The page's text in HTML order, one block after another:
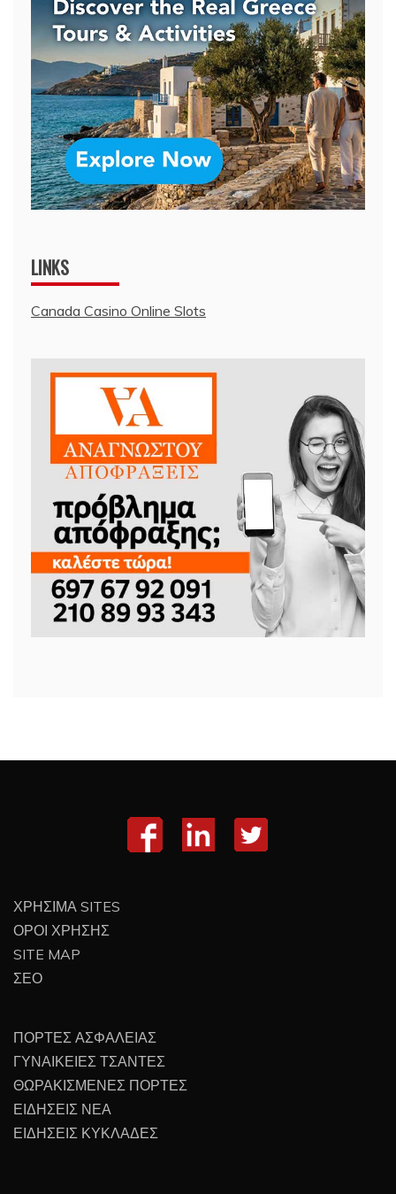
LINKS
Canada Casino Online Slots
ΧΡΗΣΙΜΑ SITES
ΟΡΟΙ ΧΡΗΣΗΣ
SITE MAP
ΣΕΟ
ΠΟΡΤΕΣ ΑΣΦΑΛΕΙΑΣ
ΓΥΝΑΙΚΕΙΕΣ ΤΣΑΝΤΕΣ
ΘΩΡΑΚΙΣΜΕΝΕΣ ΠΟΡΤΕΣ
ΕΙΔΗΣΕΙΣ ΝΕΑ
ΕΙΔΗΣΕΙΣ ΚΥΚΛΑΔΕΣ